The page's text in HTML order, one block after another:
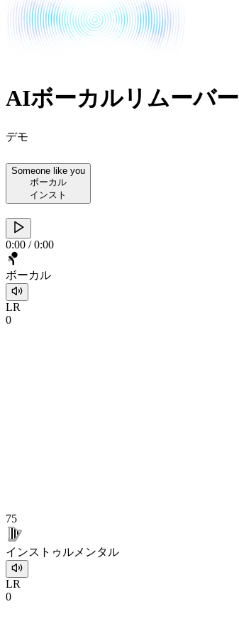
AIボーカルリムーバー
デモ
Someone like you
ボーカル
インスト
0:00 /0:00
ボーカル
LR
0
75
インストゥルメンタル
LR
0